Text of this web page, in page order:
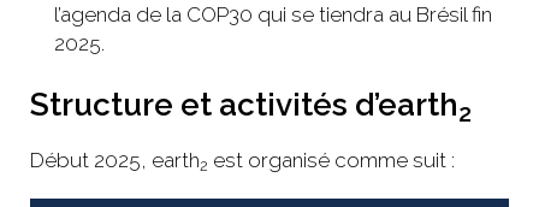
l’agenda de la COP30 qui se tiendra au Brésil fin
2025.
Structure et activités d’earth2
Début 2025, earth2 est organisé comme suit :